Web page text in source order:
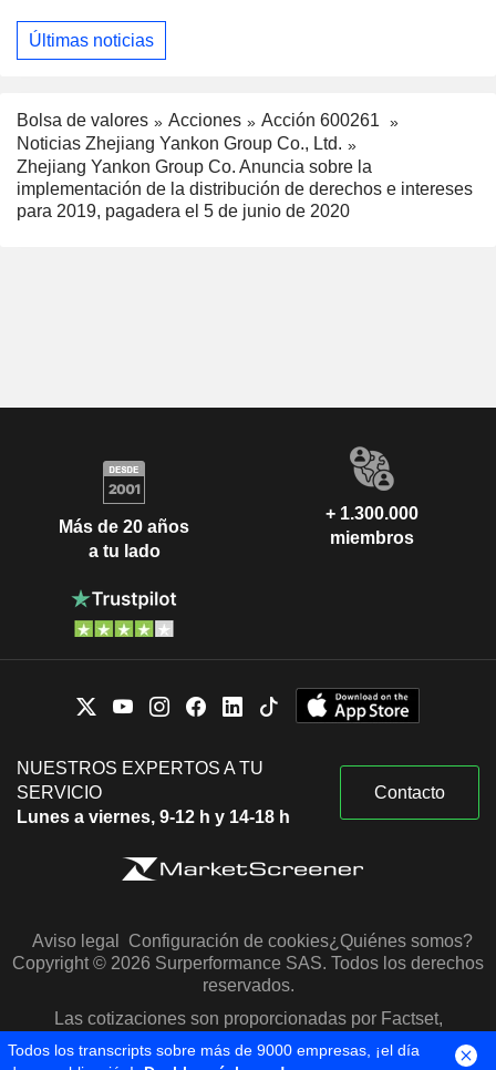
Últimas noticias
Bolsa de valores Acciones
Acción 600261
Noticias Zhejiang Yankon Group Co., Ltd.
Zhejiang Yankon Group Co. Anuncia sobre la
implementación de la distribución de derechos e intereses
para 2019, pagadera el 5 de junio de 2020
Más de 20 años
a tu lado
+ 1.300.000
miembros
NUESTROS EXPERTOS A TU
SERVICIO
Lunes a viernes, 9-12 h y 14-18 h
Contacto
Aviso legal Configuración de cookies¿Quiénes somos?
Copyright © 2026 Surperformance SAS. Todos los derechos
reservados.
Las cotizaciones son proporcionadas por Factset,
Morningstar y S&P Capital IQ
Todos los transcripts sobre más de 9000 empresas, ¡el día